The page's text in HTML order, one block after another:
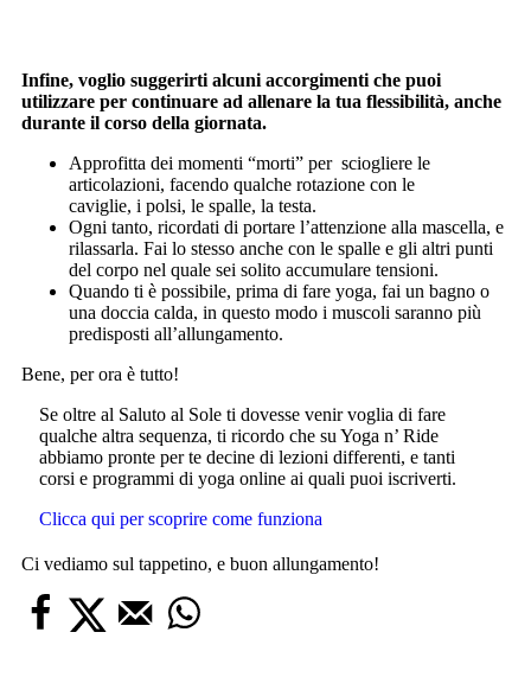
Infine, voglio suggerirti alcuni accorgimenti che puoi
utilizzare per continuare ad allenare la tua flessibilità, anche
durante il corso della giornata.
Approfitta dei momenti “morti” per sciogliere le
articolazioni, facendo qualche rotazione con le
caviglie, i polsi, le spalle, la testa.
Ogni tanto, ricordati di portare l’attenzione alla mascella, e
rilassarla. Fai lo stesso anche con le spalle e gli altri punti
del corpo nel quale sei solito accumulare tensioni.
Quando ti è possibile, prima di fare yoga, fai un bagno o
una doccia calda, in questo modo i muscoli saranno più
predisposti all’allungamento.
Bene, per ora è tutto!
Se oltre al Saluto al Sole ti dovesse venir voglia di fare
qualche altra sequenza, ti ricordo che su Yoga n’ Ride
abbiamo pronte per te decine di lezioni differenti, e tanti
corsi e programmi di yoga online ai quali puoi iscriverti.
Clicca qui per scoprire come funziona
Ci vediamo sul tappetino, e buon allungamento!